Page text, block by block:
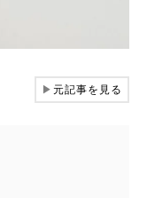
▶元記事を見る